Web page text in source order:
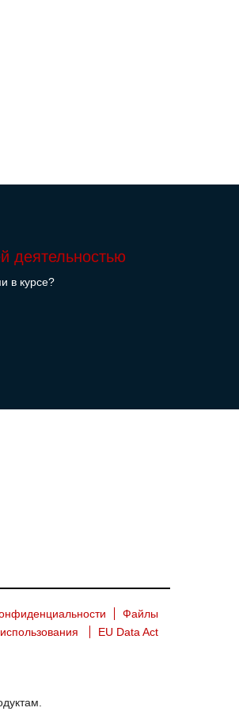
деятельностью
в курсе?
Файлы
EU Data Act